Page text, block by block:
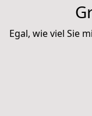
Egal, wie viel Sie